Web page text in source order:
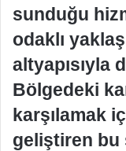
sunduğu
odaklı
altyapısıyla
Bölgedeki
karşılamak
geliştiren bu